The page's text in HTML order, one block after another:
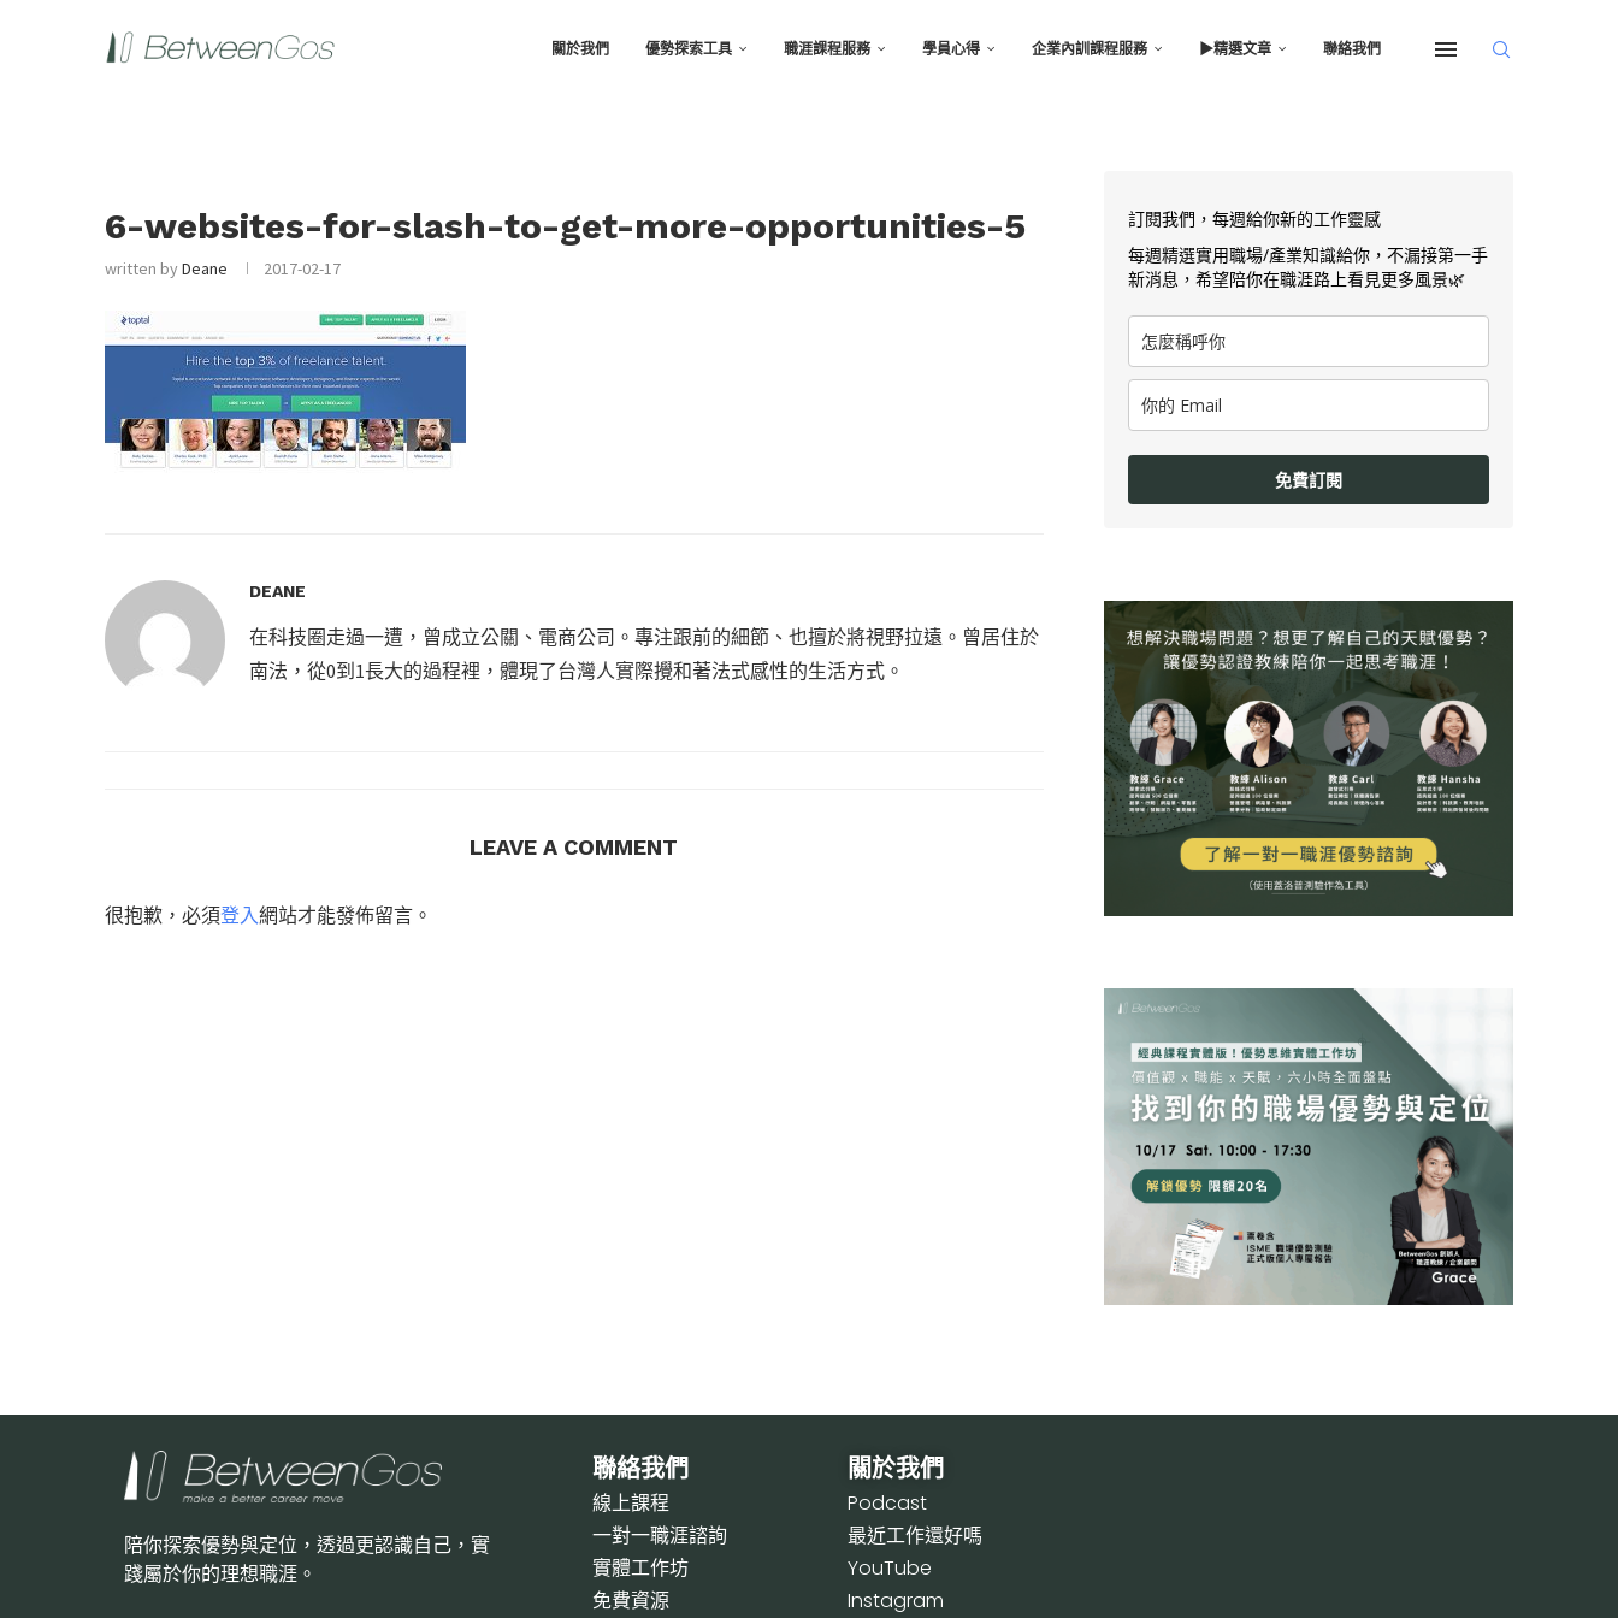
關於我們 優勢探索工具 職涯課程服務 學員心得 企業內訓課程服務 ▶︎精選文章 聯絡我們
6-websites-for-slash-to-get-more-opportunities-5
written byDeane 2017-02-17
DEANE
在科技圈走過一遭，曾成立公關、電商公司。專注跟前的細節、也擅於將視野拉遠。曾居住於
南法，從0到1長大的過程裡，體現了台灣人實際攪和著法式感性的生活方式。
LEAVE A COMMENT
很抱歉，必須登入網站才能發佈留言。
訂閱我們，每週給你新的工作靈感
每週精選實用職場/產業知識給你，不漏接第一手
新消息，希望陪你在職涯路上看見更多風景🌿
免費訂閱
陪你探索優勢與定位，透過更認識自己，實
踐屬於你的理想職涯。
聯絡我們
線上課程
一對一職涯諮詢
實體工作坊
免費資源
關於我們
Podcast
最近工作還好嗎
YouTube
Instagram